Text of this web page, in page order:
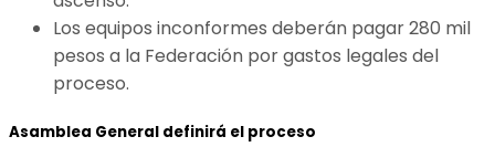
Los equipos inconformes deberán pagar 280 mil
pesos a la Federación por gastos legales del
proceso.
Asamblea General definirá el proceso